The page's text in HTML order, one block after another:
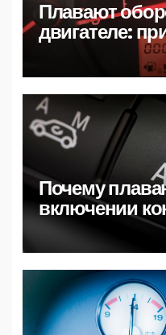
Плавают
двигателе:
диагностика
решения
Почему
включении
причины,
решения